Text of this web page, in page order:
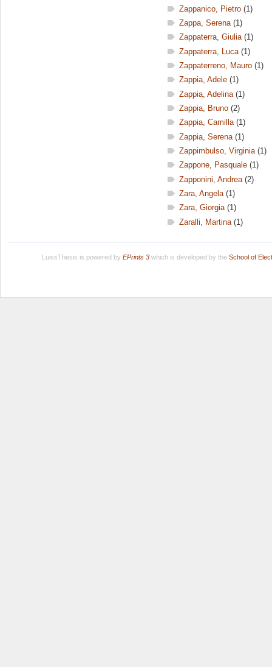
Zappanico, Pietro(1)
Zappa, Serena(1)
Zappaterra, Giulia(1)
Zappaterra, Luca(1)
Zappaterreno, Mauro(1)
Zappia, Adele(1)
Zappia, Adelina(1)
Zappia, Bruno(2)
Zappia, Camilla(1)
Zappia, Serena(1)
Zappimbulso, Virginia(1)
Zappone, Pasquale(1)
Zapponini, Andrea(2)
Zara, Angela(1)
Zara, Giorgia(1)
Zaralli, Martina(1)
LuissThesis is powered by EPrints 3which is developed by the School of